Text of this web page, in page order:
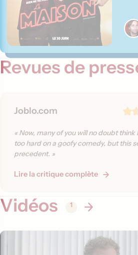
Revues de
Joblo.com
« Now, many of you will no doubt think
too hard on a goofy comedy, but this
precedent. »
Lire la critique complète
Vidéos 1